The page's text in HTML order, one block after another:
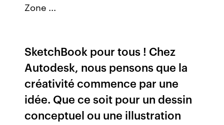
Zone ...
SketchBook pour tous ! Chez
Autodesk, nous pensons que la
créativité commence par une
idée. Que ce soit pour un dessin
conceptuel ou une illustration